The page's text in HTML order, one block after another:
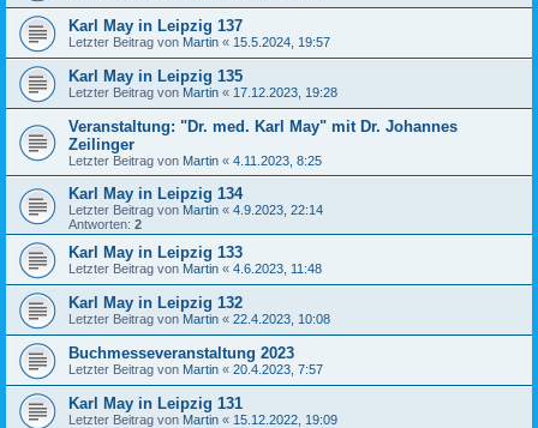
Karl May in Leipzig 137
Letzter Beitrag von Martin « 15.5.2024, 19:57
Karl May in Leipzig 135
Letzter Beitrag von Martin « 17.12.2023, 19:28
Veranstaltung: "Dr. med. Karl May" mit Dr. Johannes
Zeilinger
Letzter Beitrag von Martin « 4.11.2023, 8:25
Karl May in Leipzig 134
Letzter Beitrag von Martin « 4.9.2023, 22:14
Antworten: 2
Karl May in Leipzig 133
Letzter Beitrag von Martin « 4.6.2023, 11:48
Karl May in Leipzig 132
Letzter Beitrag von Martin « 22.4.2023, 10:08
Buchmesseveranstaltung 2023
Letzter Beitrag von Martin « 20.4.2023, 7:57
Karl May in Leipzig 131
Letzter Beitrag von Martin « 15.12.2022, 19:09